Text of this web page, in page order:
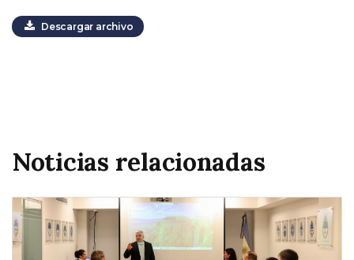
Descargar archivo
Noticias relacionadas